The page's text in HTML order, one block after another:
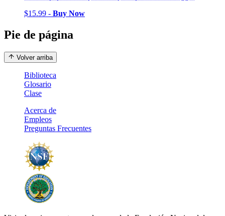
$15.99 - Buy Now
Pie de página
Volver arriba
Biblioteca
Glosario
Clase
Acerca de
Empleos
Preguntas Frecuentes